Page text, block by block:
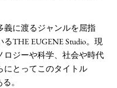
義に渡るジャンルを屈指
THE EUGENE Studio。現
ロジーや科学、社会や時代
にとってこのタイトル
。